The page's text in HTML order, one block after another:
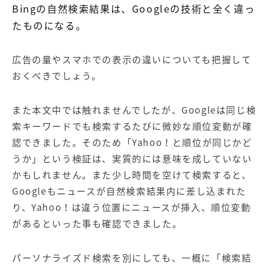
Bingの自然検索結果は、Googleの技術と全く違っ
たものになる。
広告の量やスマホでの表示の違いについても把握して
おくべきでしょう。
また本文中では触れませんでしたが、Googleは同じ検
索キーワードでも検索するたびに微妙な順位変動が確
認できました。そのため「Yahoo！と順位が同じかど
うか」という検証は、実質的には意味を成していない
かもしれません。また少し時間を空けて検索すると、
Googleもニュースが自然検索結果内に差し込まれた
り、Yahoo！は違う位置にニュースが挿入、順位変動
があるといった事も確認できました。
パーソナライズド検索を別にしても、一概に「検索結